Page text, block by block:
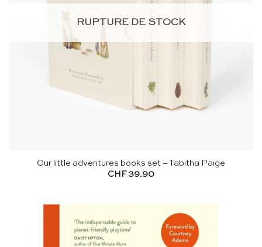
RUPTURE DE STOCK
Our little adventures books set – Tabitha Paige
CHF 39.90